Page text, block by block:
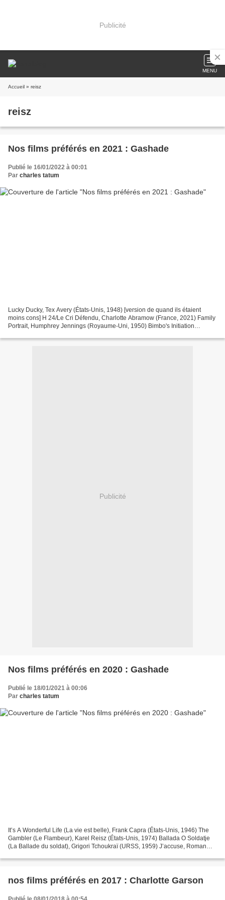
Publicité
MENU
Accueil » reisz
reisz
Nos films préférés en 2021 : Gashade
Publié le 16/01/2022 à 00:01
Par charles tatum
Lucky Ducky, Tex Avery (États-Unis, 1948) [version de quand ils étaient
moins cons] H 24/Le Cri Défendu, Charlotte Abramow (France, 2021) Family
Portrait, Humphrey Jennings (Royaume-Uni, 1950) Bimbo's Initiation
Publicité
Nos films préférés en 2020 : Gashade
Publié le 18/01/2021 à 00:06
Par charles tatum
It’s A Wonderful Life (La vie est belle), Frank Capra (États-Unis, 1946) The
Gambler (Le Flambeur), Karel Reisz (États-Unis, 1974) Ballada O Soldatje
(La Ballade du soldat), Grigori Tchoukraï (URSS, 1959) J’accuse, Roman
nos films préférés en 2017 : Charlotte Garson